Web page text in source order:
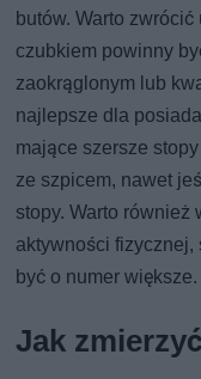
butów. Warto
czubkiem powinny
zaokrąglonym lub
najlepsze dla
mające szersze
ze szpicem, nawet
stopy. Warto również
aktywności
być o numer większe.
Jak